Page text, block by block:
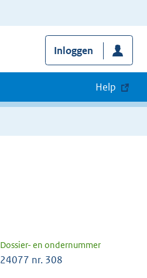
Inloggen
Help
Dossier- en ondernummer
24077 nr. 308